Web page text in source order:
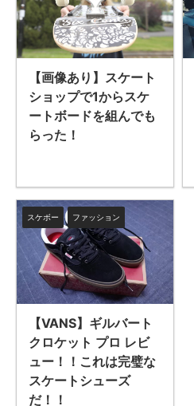
【画像あり】スケート
ショップで1からスケ
ートボードを組んでも
らった！
スケボー ファッション
【VANS】ギルバート
クロケット プロ レビ
ュー！！これは完璧な
スケートシューズ
だ！！